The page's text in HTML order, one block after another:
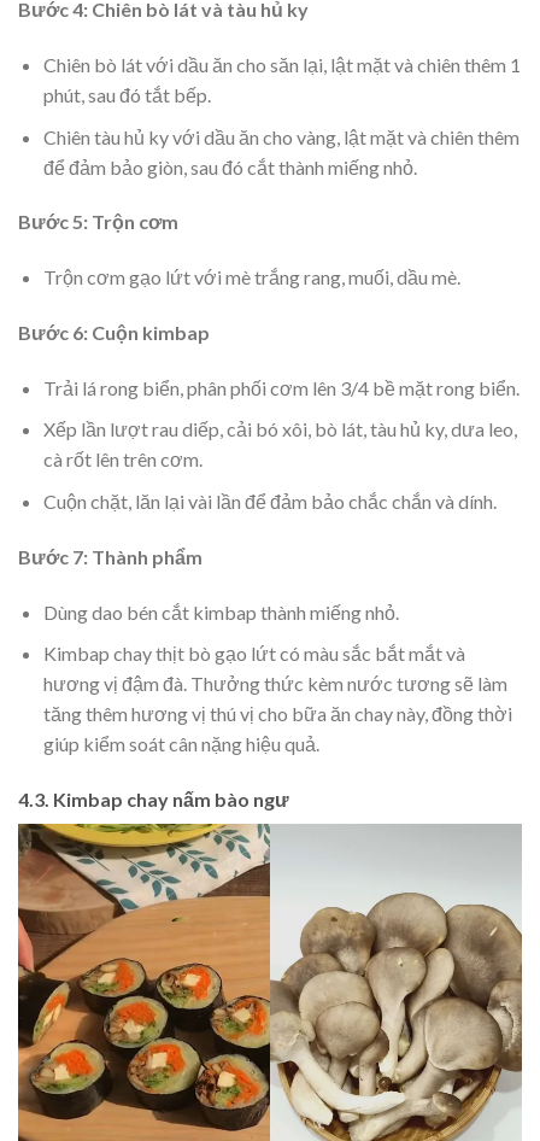
Bước 4: Chiên bò lát và tàu hủ ky
Chiên bò lát với dầu ăn cho săn lại, lật mặt và chiên thêm 1
phút, sau đó tắt bếp.
Chiên tàu hủ ky với dầu ăn cho vàng, lật mặt và chiên thêm
để đảm bảo giòn, sau đó cắt thành miếng nhỏ.
Bước 5: Trộn cơm
Trộn cơm gạo lứt với mè trắng rang, muối, dầu mè.
Bước 6: Cuộn kimbap
Trải lá rong biển, phân phối cơm lên 3/4 bề mặt rong biển.
Xếp lần lượt rau diếp, cải bó xôi, bò lát, tàu hủ ky, dưa leo,
cà rốt lên trên cơm.
Cuộn chặt, lăn lại vài lần để đảm bảo chắc chắn và dính.
Bước 7: Thành phẩm
Dùng dao bén cắt kimbap thành miếng nhỏ.
Kimbap chay thịt bò gạo lứt có màu sắc bắt mắt và
hương vị đậm đà. Thưởng thức kèm nước tương sẽ làm
tăng thêm hương vị thú vị cho bữa ăn chay này, đồng thời
giúp kiểm soát cân nặng hiệu quả.
4.3. Kimbap chay nấm bào ngư